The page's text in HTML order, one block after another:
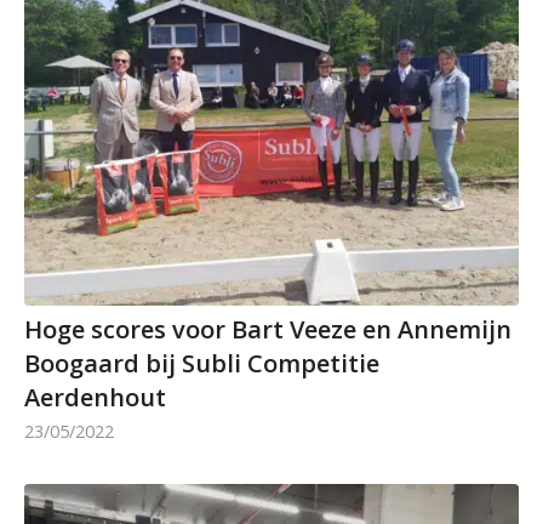
Hoge scores voor Bart Veeze en Annemijn
Boogaard bij Subli Competitie
Aerdenhout
23/05/2022